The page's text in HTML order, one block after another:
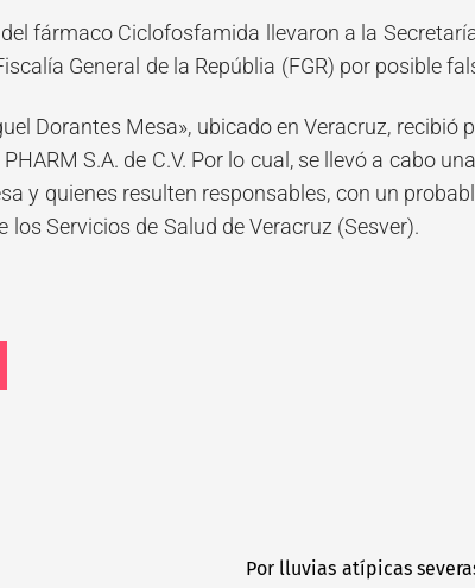
fármaco Ciclofosfamida llevaron a la
General de la Repúblia (FGR) por posible
Dorantes Mesa», ubicado en Veracruz, recibió
S.A. de C.V. Por lo cual, se llevó a cabo
y quienes resulten responsables, con un
Servicios de Salud de Veracruz (Sesver).
Por lluvias atípicas